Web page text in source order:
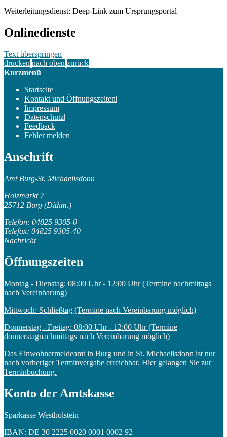
Weiterleitungsdienst: Deep-Link zum Ursprungsportal
Onlinedienste
Text überspringen
drucken nach oben zurück
Kurzmenü
Startseite|
Kontakt und Öffnungszeiten|
Impressum|
Datenschutz|
Feedback|
Fehler melden
Anschrift
Amt Burg-St. Michaelisdonn
Holzmarkt 7
25712 Burg (Dithm.)
Telefon: 04825 9305-0
Telefax: 04825 9305-40
Nachricht
Öffnungszeiten
Montag - Dienstag: 08:00 Uhr - 12:00 Uhr (Termine nachmittags
nach Vereinbarung)
Mittwoch: Schließtag (Termine nach Vereinbarung möglich)
Donnerstag - Freitag: 08:00 Uhr - 12:00 Uhr (Termine
donnerstagnachmittags nach Vereinbarung möglich)
Das Einwohnermeldeamt in Burg und in St. Michaelisdonn ist nur
nach vorheriger Terminvergabe erreichbar. Hier gelangen Sie zur
Terminbuchung.
Konto der Amtskasse
Sparkasse Westholstein
IBAN: DE 30 2225 0020 0001 0002 92